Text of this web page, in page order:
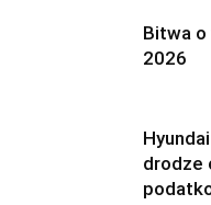
Bitwa o
2026
drodze